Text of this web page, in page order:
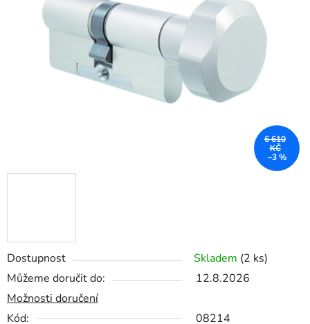
Dostupnost Skladem (2 ks)
Můžeme doručit do:
12.8.2026
Možnosti doručení
Kód:
08214
hvězdiček.
6 610
KČ
–3 %